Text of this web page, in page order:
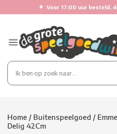
★ Voor 17:00 uur besteld,
Home / Buitenspeelgoed /
Delig 42Cm